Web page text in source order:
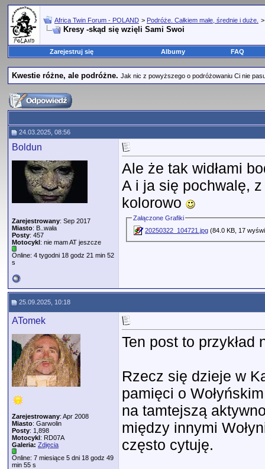
Africa Twin Forum - POLAND > Podróże. Całkiem małe, średnie i duże.
Kresy -skąd się wzięli Sami Swoi
Zarejestruj się Albumy FAQ
Kwestie różne, ale podróżne. Jak nic z powyższego o podróżowaniu Ci nie
24.03.2025, 08:56
Boldun
Zarejestrowany: Sep 2017
Miasto: B..wała
Posty: 457
Motocykl: nie mam AT jeszcze
Online: 4 tygodni 18 godz 21 min 52
s
Ale że tak widłami
A i ja się pochwalę,
kolorowo
Załączone Grafiki
20250322_104721.jpg (84.0 KB, 17
25.09.2025, 10:18
ATomek
Zarejestrowany: Apr 2008
Miasto: Garwolin
Posty: 1,898
Motocykl: RD07A
Galeria: Zdjęcia
Online: 7 miesiące 5 dni 18 godz 49
min 55 s
Ten post to
Rzecz się dzieje w
pamięci o
na tamtejszą
między innymi
często cytuję.